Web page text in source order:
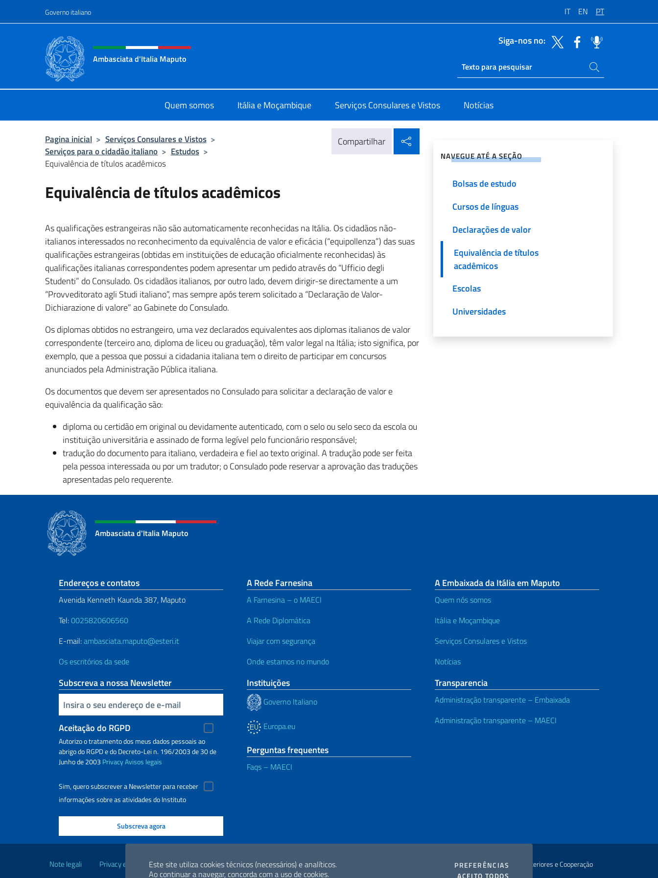
Este site utiliza cookies técnicos (necessários) e analíticos.
Ao continuar a navegar, concorda com a uso de cookies.
PREFERÊNCIAS COOKIES
ACEITO TODOS
Governo italiano IT EN PT
Site, social e cabeçalho do menu
Ambasciata d'Italia Maputo
Siga-nos no:
Ricerca sito live
Pesquise no site
Quem somos Itália e Moçambique Serviços Consulares e Vistos Notícias
Pagina inicial > Serviços Consulares e Vistos >
Serviços para o cidadão italiano > Estudos >
Equivalência de títulos acadêmicos
Compartilhar
Equivalência de títulos acadêmicos
As qualificações estrangeiras não são automaticamente reconhecidas na Itália. Os cidadãos não-
italianos interessados no reconhecimento da equivalência de valor e eficácia (“equipollenza”) das suas
qualificações estrangeiras (obtidas em instituições de educação oficialmente reconhecidas) às
qualificações italianas correspondentes podem apresentar um pedido através do “Ufficio degli
Studenti” do Consulado. Os cidadãos italianos, por outro lado, devem dirigir-se directamente a um
“Provveditorato agli Studi italiano”, mas sempre após terem solicitado a “Declaração de Valor-
Dichiarazione di valore” ao Gabinete do Consulado.
Os diplomas obtidos no estrangeiro, uma vez declarados equivalentes aos diplomas italianos de valor
correspondente (terceiro ano, diploma de liceu ou graduação), têm valor legal na Itália; isto significa, por
exemplo, que a pessoa que possui a cidadania italiana tem o direito de participar em concursos
anunciados pela Administração Pública italiana.
Os documentos que devem ser apresentados no Consulado para solicitar a declaração de valor e
equivalência da qualificação são:
diploma ou certidão em original ou devidamente autenticado, com o selo ou selo seco da escola ou
instituição universitária e assinado de forma legível pelo funcionário responsável;
tradução do documento para italiano, verdadeira e fiel ao texto original. A tradução pode ser feita
pela pessoa interessada ou por um tradutor; o Consulado pode reservar a aprovação das traduções
apresentadas pelo requerente.
NAVEGUE ATÉ A SEÇÃO
Bolsas de estudo
Cursos de línguas
Declarações de valor
Equivalência de títulos
acadêmicos
Escolas
Universidades
Ambasciata d'Italia Maputo
Seção de rodapé
Endereços e contatos
Avenida Kenneth Kaunda 387, Maputo
Tel:0025820606560
E-mail:ambasciata.maputo@esteri.it
Os escritórios da sede
Subscreva a nossa Newsletter
Inserisci la tua email
Aceitação do RGPD
Autorizo o tratamento dos meus dados pessoais ao
abrigo do RGPD e do Decreto-Lei n. 196/2003 de 30 de
Junho de 2003 PrivacyAvisos legais
Sim, quero subscrever a Newsletter para receber
informações sobre as atividades do Instituto
A Rede Farnesina
A Farnesina – o MAECI
A Rede Diplomática
Viajar com segurança
Onde estamos no mundo
Instituições
Governo Italiano
Europa.eu
Perguntas frequentes
Faqs – MAECI
A Embaixada da Itália em Maputo
Quem nós somos
Itália e Moçambique
Serviços Consulares e Vistos
Notícias
Transparencia
Administração transparente – Embaixada
Administração transparente – MAECI
Note legali Privacy e cookie policy Dichiarazione di accessibilità
2026 Direitos Autorais Ministério das Relações Exteriores e Cooperação